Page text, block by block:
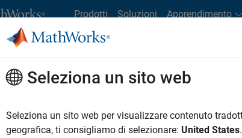
Prodotti Soluzioni Apprendimento
and Simulink Requirements
Product Requirements Road Map
Requirements & Platform
Seleziona un sito web
Seleziona un sito web per visualizzare contenuto
geografica, ti consigliamo di selezionare: United States.